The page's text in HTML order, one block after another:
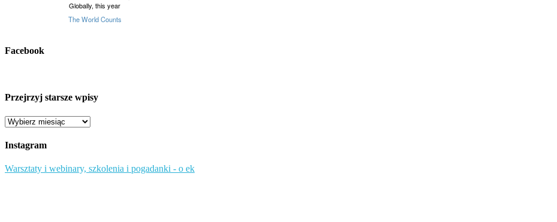
Facebook
Przejrzyj starsze wpisy
Przejrzyj
wpisy
Instagram
Warsztaty i webinary, szkolenia i pogadanki - o ek